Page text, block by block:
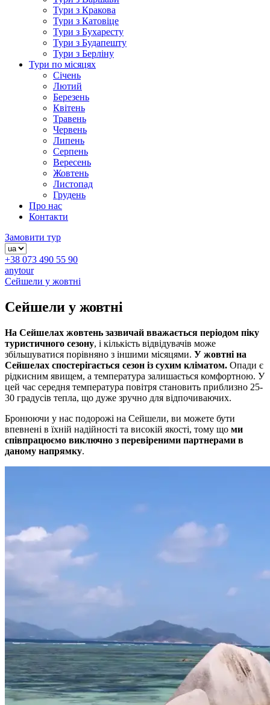
Тури з Кракова
Тури з Катовіце
Тури з Бухаресту
Тури з Будапешту
Тури з Берліну
Тури по місяцях
Січень
Лютий
Березень
Квітень
Травень
Червень
Липень
Серпень
Вересень
Жовтень
Листопад
Грудень
Про нас
Контакти
Замовити тур
+38 073 490 55 90
anytour
Сейшели у жовтні
Сейшели у жовтні
На Сейшелах жовтень зазвичай вважається періодом піку
туристичного сезону, і кількість відвідувачів може
збільшуватися порівняно з іншими місяцями. У жовтні на
Сейшелах спостерігається сезон із сухим кліматом. Опади є
рідкисним явищем, а температура залишається комфортною. У
цей час середня температура повітря становить приблизно 25-
30 градусів тепла, що дуже зручно для відпочиваючих.
Бронюючи у нас подорожі на Сейшели, ви можете бути
впевнені в їхній надійності та високій якості, тому що ми
співпрацюємо виключно з перевіреними партнерами в
даному напрямку.